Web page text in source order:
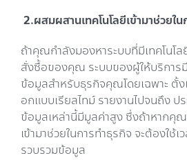
2.ผสมผสานเทคโนโลยีเข้ามาช่วยใน
ถ้าคุณกำลังมองหาระบบที่มีเทคโนโล
สั่งซื้อของคุณ ระบบของผู้ให้บริการ
ข้อมูลสำหรับธุรกิจคุณโดยเฉพาะ ตั้
อกแบบเรียลไทม์ รายงานไปจนถึง ป
ข้อมูลเหล่านี้มีมูลค่าสูง ซึ่งถ้าหากคุ
เข้ามาช่วยในการทำธุรกิจ จะต้องใช้เ
รวบรวมข้อมูล